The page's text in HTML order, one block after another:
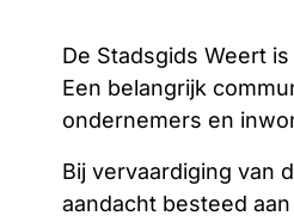
De Stadsgids Weert
Een belangrijk
ondernemers en
Bij vervaardiging van
aandacht besteed